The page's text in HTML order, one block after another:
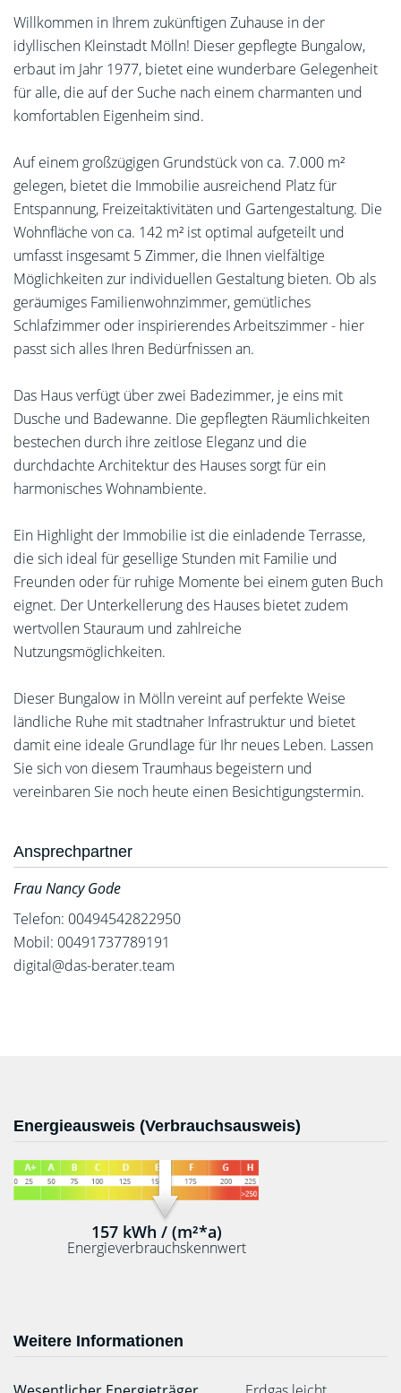
Willkommen in Ihrem zukünftigen Zuhause in der
idyllischen Kleinstadt Mölln! Dieser gepflegte Bungalow,
erbaut im Jahr 1977, bietet eine wunderbare Gelegenheit
für alle, die auf der Suche nach einem charmanten und
komfortablen Eigenheim sind.
Auf einem großzügigen Grundstück von ca. 7.000 m²
gelegen, bietet die Immobilie ausreichend Platz für
Entspannung, Freizeitaktivitäten und Gartengestaltung. Die
Wohnfläche von ca. 142 m² ist optimal aufgeteilt und
umfasst insgesamt 5 Zimmer, die Ihnen vielfältige
Möglichkeiten zur individuellen Gestaltung bieten. Ob als
geräumiges Familienwohnzimmer, gemütliches
Schlafzimmer oder inspirierendes Arbeitszimmer - hier
passt sich alles Ihren Bedürfnissen an.
Das Haus verfügt über zwei Badezimmer, je eins mit
Dusche und Badewanne. Die gepflegten Räumlichkeiten
bestechen durch ihre zeitlose Eleganz und die
durchdachte Architektur des Hauses sorgt für ein
harmonisches Wohnambiente.
Ein Highlight der Immobilie ist die einladende Terrasse,
die sich ideal für gesellige Stunden mit Familie und
Freunden oder für ruhige Momente bei einem guten Buch
eignet. Der Unterkellerung des Hauses bietet zudem
wertvollen Stauraum und zahlreiche
Nutzungsmöglichkeiten.
Dieser Bungalow in Mölln vereint auf perfekte Weise
ländliche Ruhe mit stadtnaher Infrastruktur und bietet
damit eine ideale Grundlage für Ihr neues Leben. Lassen
Sie sich von diesem Traumhaus begeistern und
vereinbaren Sie noch heute einen Besichtigungstermin.
Ansprechpartner
Frau Nancy Gode
Telefon: 00494542822950
Mobil: 00491737789191
digital@das-berater.team
Energieausweis (Verbrauchsausweis)
157 kWh / (m²*a)
Energieverbrauchskennwert
Weitere Informationen